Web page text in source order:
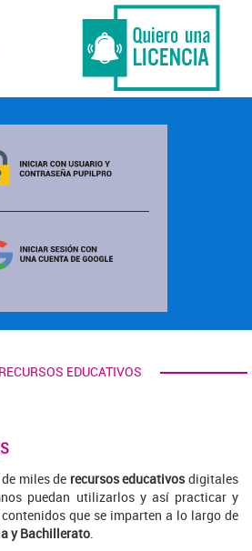
RECURSOS EDUCATIVOS
miles de recursos educativosdigitales
puedan utilizarlos y así practicar y
que se imparten a lo largo de
y Bachillerato.